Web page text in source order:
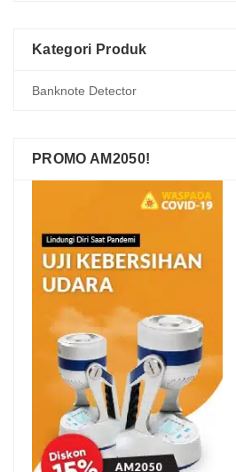
Kategori Produk
PROMO AM2050!